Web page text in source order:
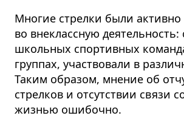
Многие стрелки были
во внеклассную деятельность:
школьных спортивных
группах, участвовали в
Таким образом, мнение об
стрелков и отсутствии связи
жизнью ошибочно.